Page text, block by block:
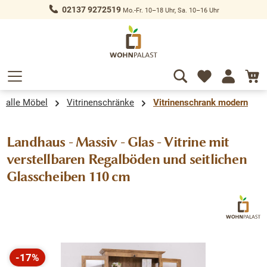
springen 02137 9272519Mo.-Fr. 10–18 Uhr, Sa. 10–16 Uhr
alle Möbel Vitrinenschränke Vitrinenschrank modern
Landhaus - Massiv - Glas - Vitrine mit
verstellbaren Regalböden und seitlichen
Glasscheiben 110 cm
Bildergalerie überspringen
-17%